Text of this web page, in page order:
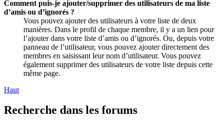
Comment puis-je ajouter/supprimer des utilisateurs de ma liste
d’amis ou d’ignorés ?
Vous pouvez ajouter des utilisateurs à votre liste de deux
manières. Dans le profil de chaque membre, il y a un lien pour
l’ajouter dans votre liste d’amis ou d’ignorés. Ou, depuis votre
panneau de l’utilisateur, vous pouvez ajouter directement des
membres en saisissant leur nom d’utilisateur. Vous pouvez
également supprimer des utilisateurs de votre liste depuis cette
même page.
Haut
Recherche dans les forums